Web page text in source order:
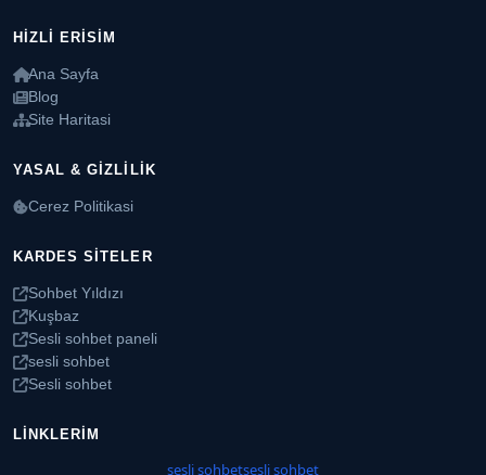
HIZLI ERISIM
Ana Sayfa
Blog
Site Haritasi
YASAL & GIZLILIK
Cerez Politikasi
KARDES SITELER
Sohbet Yıldızı
Kuşbaz
Sesli sohbet paneli
sesli sohbet
Sesli sohbet
LINKLERIM
sesli sohbetsesli sohbet